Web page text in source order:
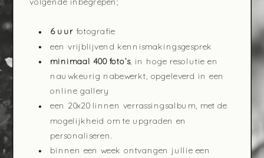
6 uurfotografie
een vrijblijvend kennismakingsgesprek
minimaal 400 foto’s, in hoge resolutie en
nauwkeurig nabewerkt, opgeleverd in een
online gallery
een 20x20 linnen verrassingsalbum, met de
mogelijkheid om te upgraden en
personaliseren.
binnen een week ontvangen jullie een